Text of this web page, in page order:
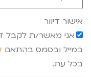
אישור דיוור
אני מאשר/ת לקבל
במייל ובסמס בהתאם
בכל עת.